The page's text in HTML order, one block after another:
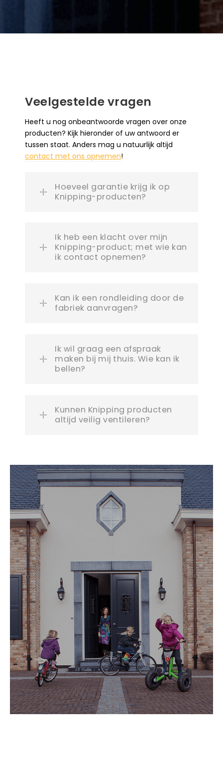
Veelgestelde vragen
Heeft u nog onbeantwoorde vragen over onze
producten? Kijk hieronder of uw antwoord er
tussen staat. Anders mag u natuurlijk altijd
contact met ons opnemen!
Hoeveel garantie krijg ik op
Knipping-producten?
Ik heb een klacht over mijn
Knipping-product; met wie kan
ik contact opnemen?
Kan ik een rondleiding door de
fabriek aanvragen?
Ik wil graag een afspraak
maken bij mij thuis. Wie kan ik
bellen?
Kunnen Knipping producten
altijd veilig ventileren?